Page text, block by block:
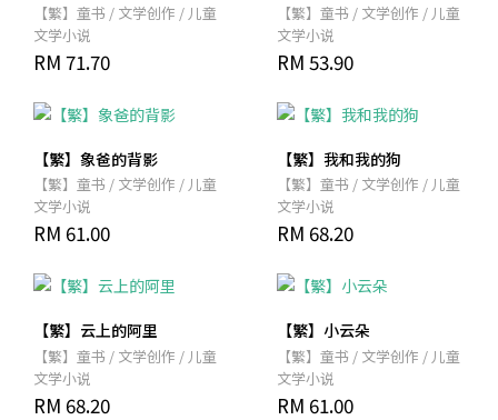
【繁】童书 / 文学创作 / 儿童
文学小说
RM 71.70
【繁】童书 / 文学创作 / 儿童
文学小说
RM 53.90
【繁】象爸的背影
【繁】童书 / 文学创作 / 儿童
文学小说
RM 61.00
【繁】我和我的狗
【繁】童书 / 文学创作 / 儿童
文学小说
RM 68.20
【繁】云上的阿里
【繁】童书 / 文学创作 / 儿童
文学小说
RM 68.20
【繁】小云朵
【繁】童书 / 文学创作 / 儿童
文学小说
RM 61.00